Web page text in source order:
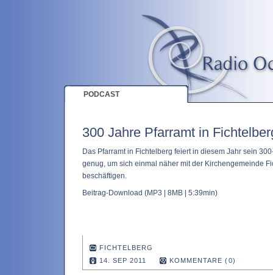
PODCAST
300 Jahre Pfarramt in
Das Pfarramt in Fichtelberg feiert in diesem Jahr sein
genug, um sich einmal näher mit der Kirchengemeinde
beschäftigen.
Beitrag-Download (MP3 | 8MB | 5:39min)
FICHTELBERG
14. SEP 2011
KOMMENTARE (0)